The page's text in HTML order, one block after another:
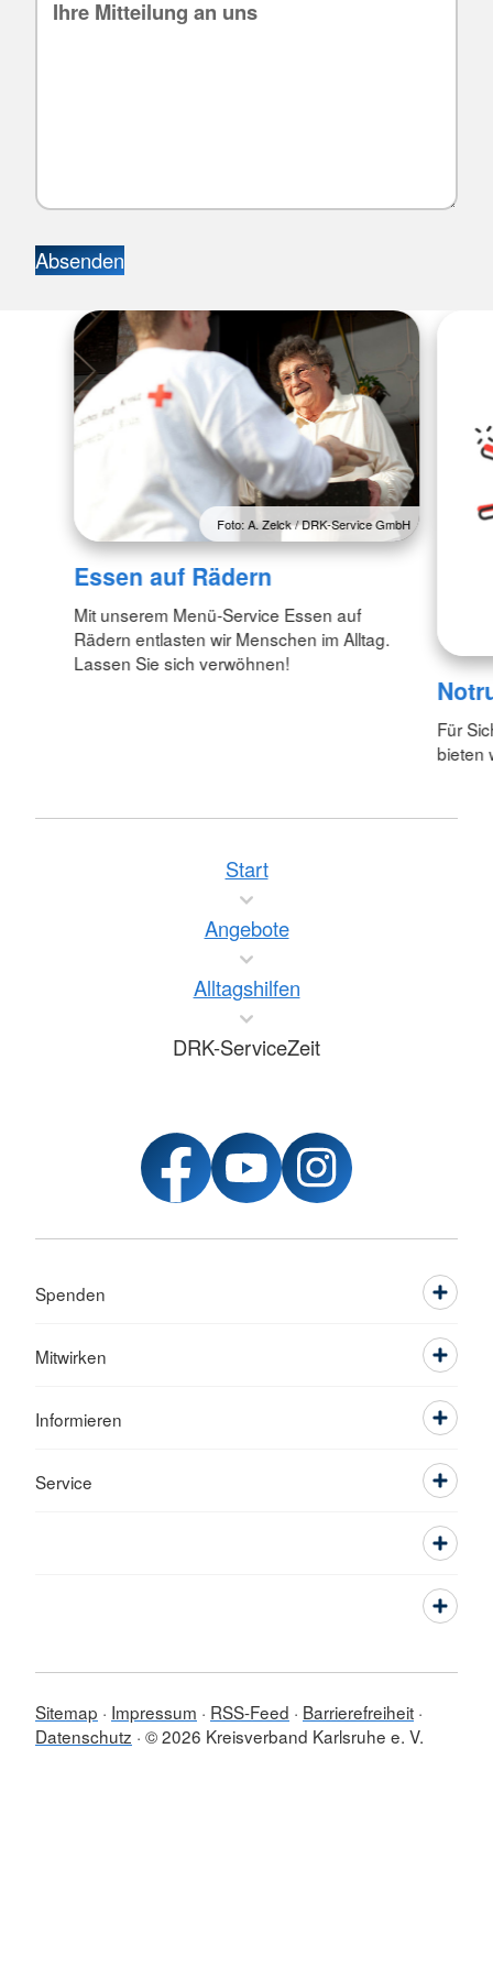
Absenden
Foto: A. Zelck / DRK-Service GmbH
Essen auf Rädern
Mit unserem Menü-Service Essen auf
Rädern entlasten wir Menschen im Alltag.
Lassen Sie sich verwöhnen!
Für
bieten
Start
Angebote
Alltagshilfen
DRK-ServiceZeit
Spenden
Mitwirken
Informieren
Service
Sitemap Impressum RSS-Feed
Barrierefreiheit
Datenschutz © 2026 Kreisverband Karlsruhe e. V.